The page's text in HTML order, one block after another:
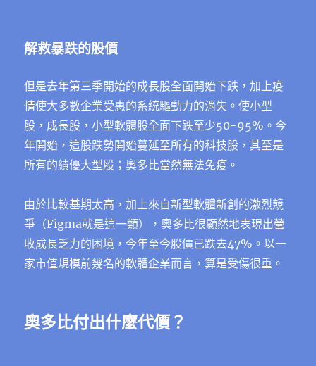
解救暴跌的股價
但是去年第三季開始的成長股全面開始下跌，加上疫
情使大多數企業受惠的系統驅動力的消失。使小型
股，成長股，小型軟體股全面下跌至少50-95%。今
年開始，這股跌勢開始蔓延至所有的科技股，其至是
所有的績優大型股；奧多比當然無法免疫。
由於比較基期太高，加上來自新型軟體新創的激烈競
爭（Figma就是這一類），奧多比很顯然地表現出營
收成長乏力的困境，今年至今股價已跌去47%。以一
家市值規模前幾名的軟體企業而言，算是受傷很重。
奧多比付出什麼代價？